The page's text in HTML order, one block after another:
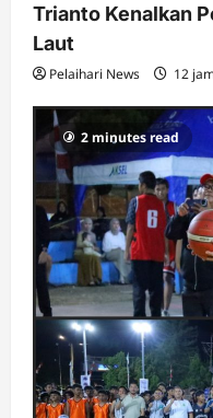
Trianto Kenalkan
Laut
Pelaihari News 12
2 minutes read